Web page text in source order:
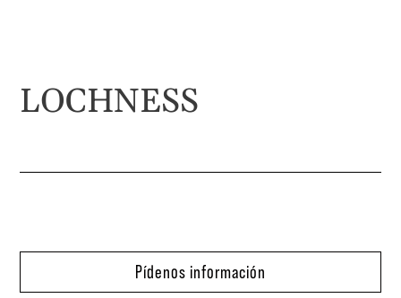
LOCHNESS
Pídenos información